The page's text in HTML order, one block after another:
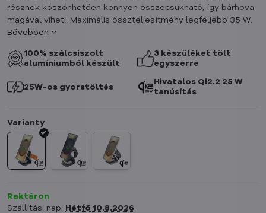
résznek köszönhetően könnyen összecsukható, így bárhova
magával viheti. Maximális összteljesítmény legfeljebb 35 W.
Bővebben
100% szálcsiszolt
alumíniumból készült
3 készüléket tölt
egyszerre
25W-os gyorstöltés
Hivatalos Qi2.2 25 W
tanúsítás
Raktáron
Szállítási nap: Hétfő 10.8.2026